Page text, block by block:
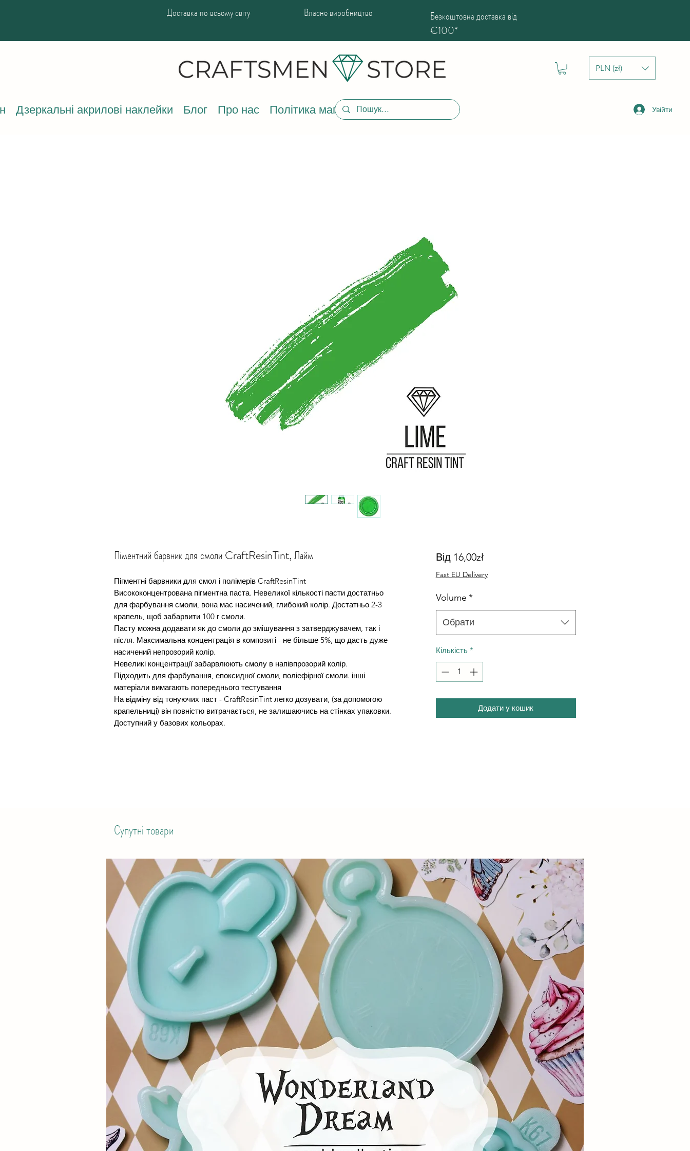
Доставка по всьому світу Власне виробництво
Безкоштовна доставка від
€100*
PLN (zł)
Дзеркальні акрилові наклейки Блог Про нас Політика магазину Увійти
Піментний барвник для смоли CraftResinTint, Лайм
Пігментні барвники для смол і полімерів CraftResinTint
Висококонцентрована пігментна паста. Невеликої кількості пасти достатньо
для фарбування смоли, вона має насичений, глибокий колір. Достатньо 2-3
крапель, щоб забарвити 100 г смоли.
Пасту можна додавати як до смоли до змішування з затверджувачем, так і
після. Максимальна концентрація в композиті - не більше 5%, що дасть дуже
насичений непрозорий колір.
Невеликі концентрації забарвлюють смолу в напівпрозорий колір.
Підходить для фарбування, епоксидної смоли, поліефірної смоли. інші
матеріали вимагають попереднього тестування
На відміну від тонуючих паст - CraftResinTint легко дозувати, (за допомогою
крапельниці) він повністю витрачається, не залишаючись на стінках упаковки.
Доступний у базових кольорах.
Від 16,00złЗа
розпродажем
Fast EU Delivery
Volume *
Обрати
Кількість *
Додати у кошик
Супутні товари